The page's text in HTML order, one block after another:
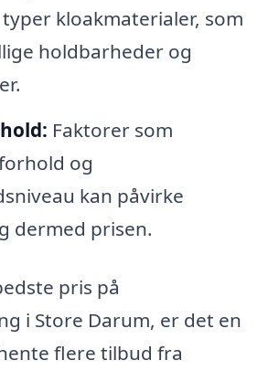
kloakmaterialer, som
holdbarheder og
Faktorer som
og
kan påvirke
dermed prisen.
pris på
i Store Darum, er det en
flere tilbud fra